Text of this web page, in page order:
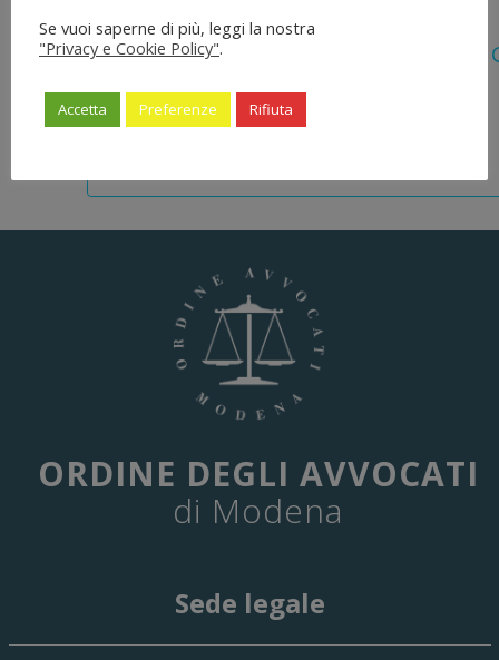
5 Agosto 2026
Legge 28 Luglio 2026 N. 137 “delega
ORDINE DEGLI AVVOCATI
di Modena
Sede legale
Se vuoi saperne di più, leggi la nostra
"Privacy e Cookie Policy".
Accetta Preferenze Rifiuta